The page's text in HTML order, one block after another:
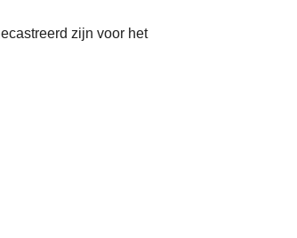
zijn voor het